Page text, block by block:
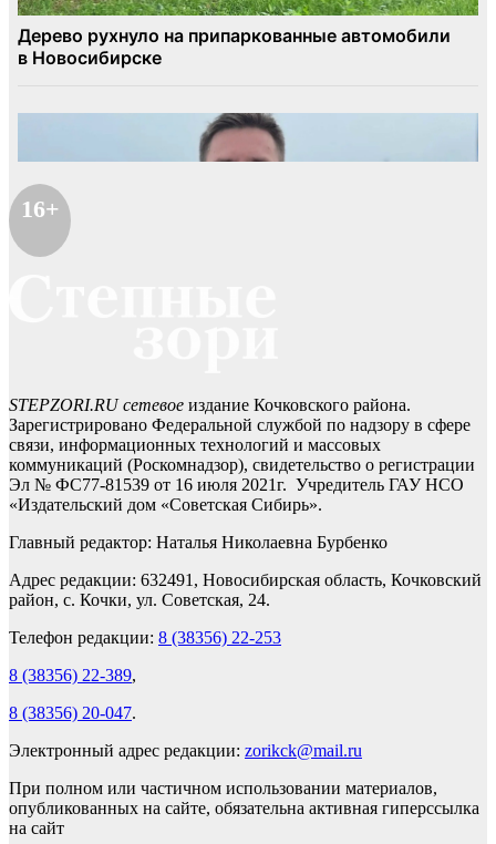
16+
STEPZORI.RU сетевое издание Кочковского района.
Зарегистрировано Федеральной службой по надзору в сфере
связи, информационных технологий и массовых
коммуникаций (Роскомнадзор), свидетельство о регистрации
Эл № ФС77-81539 от 16 июля 2021г. Учредитель ГАУ НСО
«Издательский дом «Советская Сибирь».
Главный редактор: Наталья Николаевна Бурбенко
Адрес редакции: 632491, Новосибирская область, Кочковский
район, с. Кочки, ул. Советская, 24.
Телефон редакции: 8 (38356) 22-253
8 (38356) 22-389,
8 (38356) 20-047.
Электронный адрес редакции: zorikck@mail.ru
При полном или частичном использовании материалов,
опубликованных на сайте, обязательна активная гиперссылка
на сайт